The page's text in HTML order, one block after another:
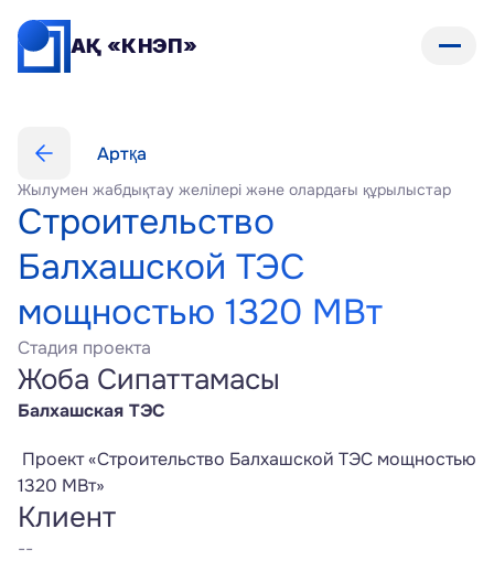
АҚ «КНЭП»
Артқа
Жылумен жабдықтау желілері және олардағы құрылыстар
Строительство
Балхашской ТЭС
мощностью 1320 МВт
Стадия проекта
Жоба Сипаттамасы
Балхашская ТЭС
Проект «Строительство Балхашской ТЭС мощностью
1320 МВт»
Клиент
--